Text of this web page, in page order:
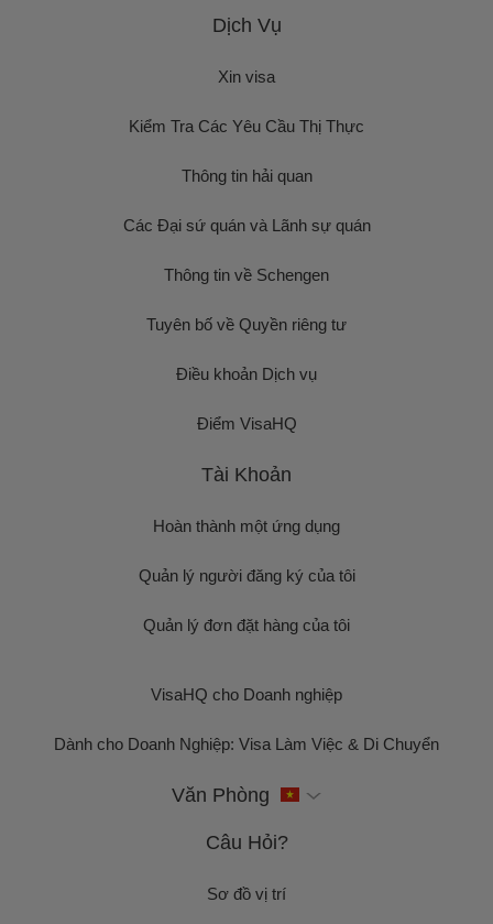
Dịch Vụ
Xin visa
Kiểm Tra Các Yêu Cầu Thị Thực
Thông tin hải quan
Các Đại sứ quán và Lãnh sự quán
Thông tin về Schengen
Tuyên bố về Quyền riêng tư
Điều khoản Dịch vụ
Điểm VisaHQ
Tài Khoản
Hoàn thành một ứng dụng
Quản lý người đăng ký của tôi
Quản lý đơn đặt hàng của tôi
VisaHQ cho Doanh nghiệp
Dành cho Doanh Nghiệp: Visa Làm Việc & Di Chuyển
Văn Phòng
Câu Hỏi?
Sơ đồ vị trí